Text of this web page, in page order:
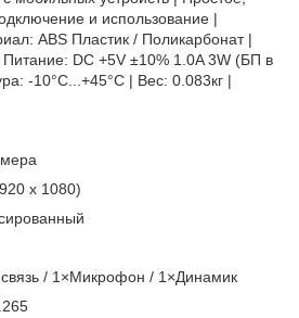
и использование |
ABS Пластик / Поликарбонат |
DC +5V ±10% 1.0A 3W (БП в
-10°C...+45°C | Вес: 0.083кг |
x 1080)
/ 1×Микрофон / 1×Динамик